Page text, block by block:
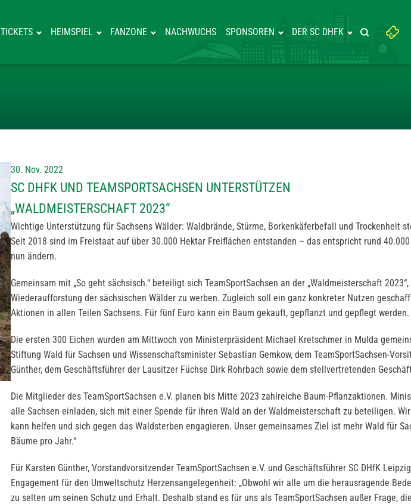
TICKETS HEIMSPIEL FANZONE NACHWUCHS SPONSOREN DER SC DHFK
Suchbegriff
eingeben:
Suche
30. Nov. 2022
SC DHFK UND TEAMSPORTSACHSEN UNTERSTÜTZEN
„WALDMEISTERSCHAFT 2023“
Wichtige Unterstützung für Sachsens Wälder: Waldbrände, Stürme, Borkenkäferbefall und Trockenheit
Seit 2018 sind im Freistaat auf über 30.000 Hektar Freiflächen entstanden – das entspricht rund
nun ändern.
Gemeinsam mit „So geht sächsisch.“ beteiligt sich TeamSportSachsen an der „Waldmeisterschaft
Wiederaufforstung der sächsischen Wälder zu werben. Zugleich soll ein ganz konkreter Nutzen
Aktionen in allen Teilen Sachsens. Für fünf Euro kann ein Baum gekauft, gepflanzt und gepflegt werden.
Die ersten 300 Eichen wurden am Mittwoch von Ministerpräsident Michael Kretschmer in Mulda
Stiftung Wald für Sachsen und Wissenschaftsminister Sebastian Gemkow, dem TeamSportSachsen-
Günther, dem Geschäftsführer der Lausitzer Füchse Dirk Rohrbach sowie dem stellvertretenden
Die Mitglieder des TeamSportSachsen e.V. planen bis Mitte 2023 zahlreiche Baum-Pflanzaktionen.
alle Sachsen einladen, sich mit einer Spende für ihren Wald an der Waldmeisterschaft zu beteiligen.
kann helfen und sich gegen das Waldsterben engagieren. Unser gemeinsames Ziel ist mehr Wald für
Bäume pro Jahr.“
Für Karsten Günther, Vorstandvorsitzender TeamSportSachsen e.V. und Geschäftsführer SC DHfK
Engagement für den Umweltschutz Herzensangelegenheit: „Obwohl wir alle um die herausragende
zu selten um seinen Schutz und Erhalt. Deshalb stand es für uns als TeamSportSachsen außer Frage,